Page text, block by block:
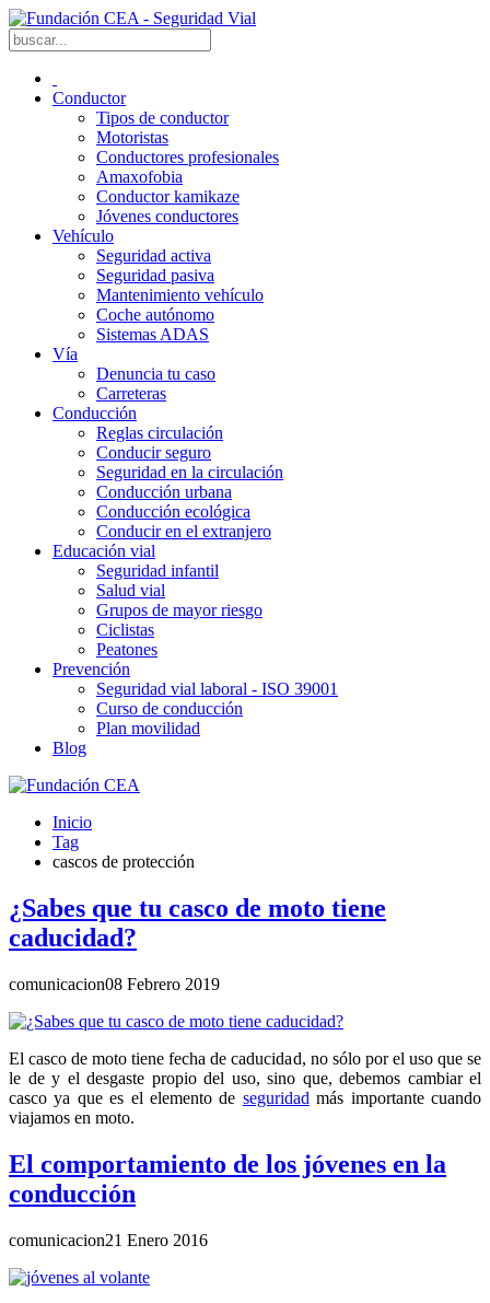
Conductor
Tipos de conductor
Motoristas
Conductores profesionales
Amaxofobia
Conductor kamikaze
Jóvenes conductores
Vehículo
Seguridad activa
Seguridad pasiva
Mantenimiento vehículo
Coche autónomo
Sistemas ADAS
Vía
Denuncia tu caso
Carreteras
Conducción
Reglas circulación
Conducir seguro
Seguridad en la circulación
Conducción urbana
Conducción ecológica
Conducir en el extranjero
Educación vial
Seguridad infantil
Salud vial
Grupos de mayor riesgo
Ciclistas
Peatones
Prevención
Seguridad vial laboral - ISO 39001
Curso de conducción
Plan movilidad
Blog
Inicio
Tag
cascos de protección
¿Sabes que tu casco de moto tiene
caducidad?
comunicacion08 Febrero 2019
El casco de moto tiene fecha de caducidad, no sólo por el uso que se
le de y el desgaste propio del uso, sino que, debemos cambiar el
casco ya que es el elemento de seguridad más importante cuando
viajamos en moto.
El comportamiento de los jóvenes en la
conducción
comunicacion21 Enero 2016